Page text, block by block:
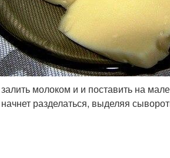
молоком и и поставить на
разделаться, выделяя